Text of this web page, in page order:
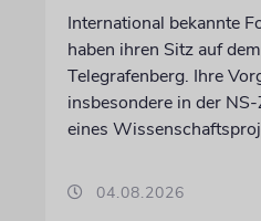
International bekannte
haben ihren Sitz auf
Telegrafenberg. Ihre
insbesondere in der
eines
04.08.2026